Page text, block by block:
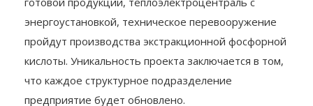
энергоустановкой, техническое перевооружение
пройдут производства экстракционной фосфорной
кислоты. Уникальность проекта заключается в том,
что каждое структурное подразделение
предприятие будет обновлено.